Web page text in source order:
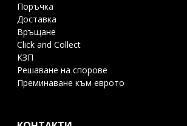
Поръчка
Доставка
Връщане
Click and Collect
КЗП
Решаване на спорове
Преминаване към еврото